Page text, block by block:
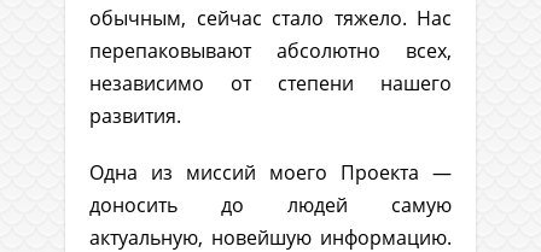
обычным, сейчас стало тяжело. Нас
перепаковывают абсолютно всех,
независимо от степени нашего
развития.
Одна из миссий моего Проекта —
доносить до людей самую
актуальную, новейшую информацию.